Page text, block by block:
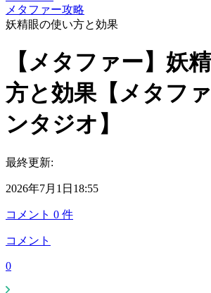
メタファー攻略
妖精眼の使い方と効果
【メタファー】妖
方と効果【メタフ
ンタジオ】
最終更新:
2026年7月1日18:55
コメント 0 件
コメント
0